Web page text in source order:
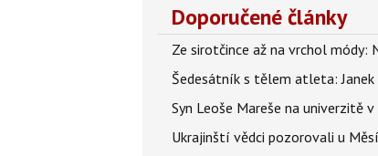
12. Vysočina
14. Jihomoravský
Doporučené články
Ze sirotčince až na vrchol módy:
Šedesátník s tělem atleta:
Syn Leoše Mareše na univerzitě
Ukrajinští vědci pozorovali u